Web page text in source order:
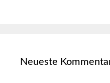
Neueste